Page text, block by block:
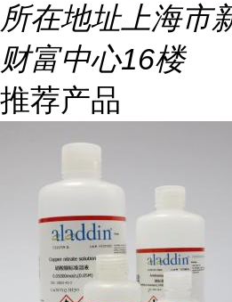
所在地址上海市
财富中心16楼
推荐产品